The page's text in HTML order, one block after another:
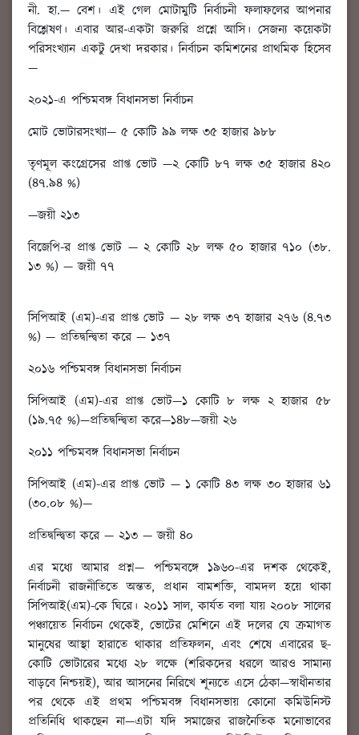
নী. হা.— বেশ। এই গেল মোটামুটি নির্বাচনী ফলাফলের আপনার
বিশ্লেষণ। এবার আর-একটা জরুরি প্রশ্নে আসি। সেজন্য কয়েকটা
পরিসংখ্যান একটু দেখা দরকার। নির্বাচন কমিশনের প্রাথমিক হিসেব
—
২০২১-এ পশ্চিমবঙ্গ বিধানসভা নির্বাচন
মোট ভোটারসংখ্যা— ৫ কোটি ৯৯ লক্ষ ৩৫ হাজার ৯৮৮
তৃণমূল কংগ্রেসের প্রাপ্ত ভোট —২ কোটি ৮৭ লক্ষ ৩৫ হাজার ৪২০
(৪৭.৯৪ %)
—জয়ী ২১৩
বিজেপি-র প্রাপ্ত ভোট — ২ কোটি ২৮ লক্ষ ৫০ হাজার ৭১০ (৩৮.
১৩ %) — জয়ী ৭৭
সিপিআই (এম)-এর প্রাপ্ত ভোট — ২৮ লক্ষ ৩৭ হাজার ২৭৬ (৪.৭৩
%) — প্রতিদ্বন্দ্বিতা করে — ১৩৭
২০১৬ পশ্চিমবঙ্গ বিধানসভা নির্বাচন
সিপিআই (এম)-এর প্রাপ্ত ভোট—১ কোটি ৮ লক্ষ ২ হাজার ৫৮
(১৯.৭৫ %)—প্রতিদ্বন্দ্বিতা করে—১৪৮—জয়ী ২৬
২০১১ পশ্চিমবঙ্গ বিধানসভা নির্বাচন
সিপিআই (এম)-এর প্রাপ্ত ভোট — ১ কোটি ৪৩ লক্ষ ৩০ হাজার ৬১
(৩০.০৮ %)—
প্রতিদ্বন্দ্বিতা করে — ২১৩ — জয়ী ৪০
এর মধ্যে আমার প্রশ্ন— পশ্চিমবঙ্গে ১৯৬০-এর দশক থেকেই,
নির্বাচনী রাজনীতিতে অন্তত, প্রধান বামশক্তি, বামদল হয়ে থাকা
সিপিআই(এম)-কে ঘিরে। ২০১১ সাল, কার্যত বলা যায় ২০০৮ সালের
পঞ্চায়েত নির্বাচন থেকেই, ভোটের মেশিনে এই দলের যে ক্রমাগত
মানুষের আস্থা হারাতে থাকার প্রতিফলন, এবং শেষে এবারের ছ-
কোটি ভোটারের মধ্যে ২৮ লক্ষে (শরিকদের ধরলে আরও সামান্য
বাড়বে নিশ্চয়ই), আর আসনের নিরিখে শূন্যতে এসে ঠেকা—স্বাধীনতার
পর থেকে এই প্রথম পশ্চিমবঙ্গ বিধানসভায় কোনো কমিউনিস্ট
প্রতিনিধি থাকছেন না—এটা যদি সমাজের রাজনৈতিক মনোভাবের